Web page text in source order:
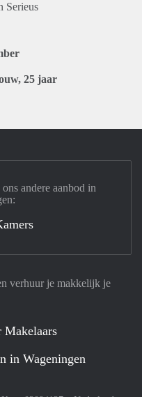
Serieus
25 jaar
verhuur je makkelijk je
Makelaars
in Wageningen
andere aanbod in